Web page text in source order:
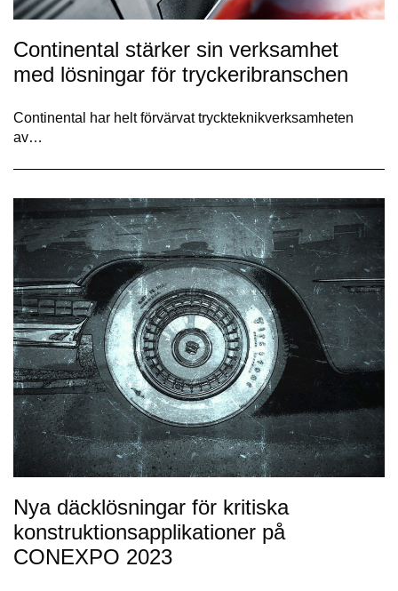
Continental stärker sin verksamhet
med lösningar för tryckeribranschen
Continental har helt förvärvat tryckteknikverksamheten
av…
Nya däcklösningar för kritiska
konstruktionsapplikationer på
CONEXPO 2023